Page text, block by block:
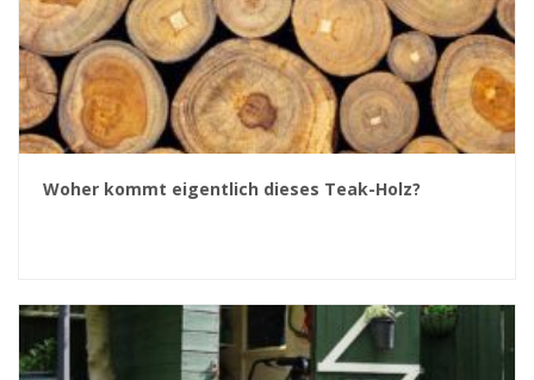
Woher kommt eigentlich dieses Teak-Holz?